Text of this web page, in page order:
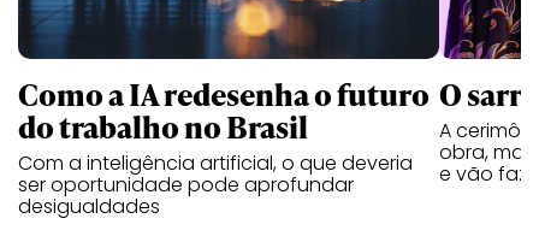
Como a IA redesenha o futuro
do trabalho no Brasil
Com a inteligência artificial, o que deveria
ser oportunidade pode aprofundar
desigualdades
O
A
obra,
e vão